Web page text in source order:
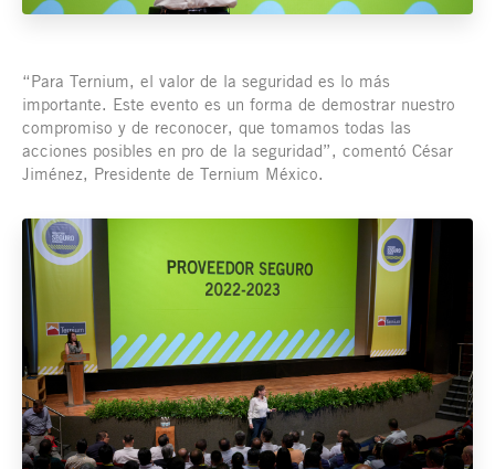
“Para Ternium, el valor de la seguridad es lo más
importante. Este evento es un forma de demostrar nuestro
compromiso y de reconocer, que tomamos todas las
acciones posibles en pro de la seguridad”, comentó César
Jiménez, Presidente de Ternium México.